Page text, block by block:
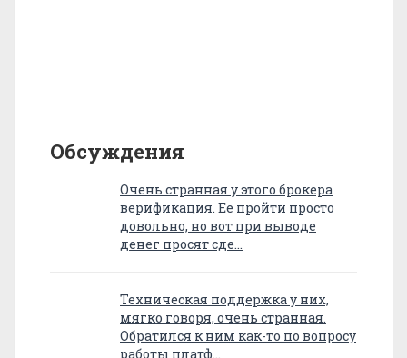
Обсуждения
Очень странная у этого брокера
верификация. Ее пройти просто
довольно, но вот при выводе
денег просят сде…
Техническая поддержка у них,
мягко говоря, очень странная.
Обратился к ним как-то по вопросу
работы платф…